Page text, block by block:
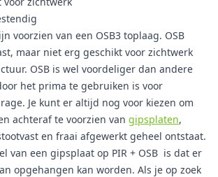
voorzien van een OSB3 toplaag. OSB
maar niet erg geschikt voor zichtwerk
OSB is wel voordeliger dan andere
het prima te gebruiken is voor
Je kunt er altijd nog voor kiezen om
achteraf te voorzien van gipsplaten,
en fraai afgewerkt geheel ontstaat.
van een gipsplaat op PIR + OSB is dat er
opgehangen kan worden. Als je op zoek